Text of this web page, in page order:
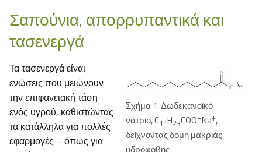
Σαπούνια, απορρυπαντικά και
τασενεργά
Σχήμα 1: Δωδεκανοϊκό
νάτριο, C11H23COO–Na+,
δείχνοντας δομή μακριάς
Τα τασενεργά είναι
ενώσεις που μειώνουν
την επιφανειακή τάση
ενός υγρού, καθιστώντας
τα κατάλληλα για πολλές
εφαρμογές – όπως για